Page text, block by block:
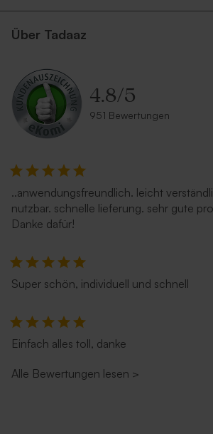
Über Tadaaz
4.8/5
951 Bewertungen
..anwendungsfreundlich. leicht
nutzbar. schnelle lieferung. sehr gute
Danke dafür!
Super schön, individuell und schnell
Einfach alles toll, danke
Alle Bewertungen lesen >